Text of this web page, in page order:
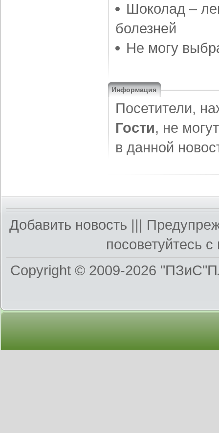
Шоколад –
болезней
Не могу
Информация
Посетители,
Гости, не
в данной
Добавить новость |||
посоветуйтесь
Copyright © 2009-2026